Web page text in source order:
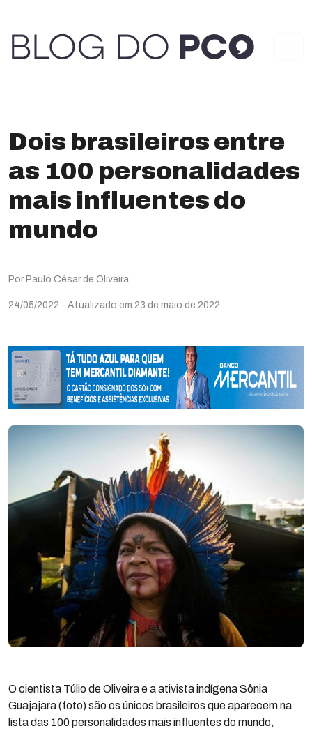
Dois brasileiros entre
as 100 personalidades
mais influentes do
mundo
Por Paulo César de Oliveira
24/05/2022 - Atualizado em 23 de maio de 2022
O cientista Túlio de Oliveira e a ativista indígena Sônia
Guajajara (foto) são os únicos brasileiros que aparecem na
lista das 100 personalidades mais influentes do mundo,